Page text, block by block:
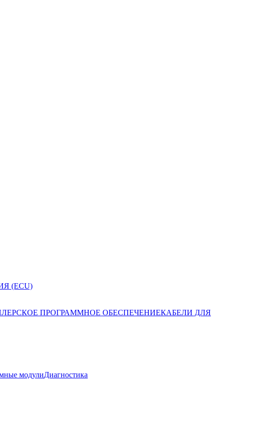
(ECU)
ПРОГРАММНОЕ ОБЕСПЕЧЕНИЕКАБЕЛИ ДЛЯ
модулиДиагностика